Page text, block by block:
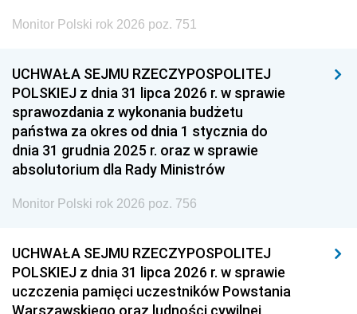
Monitor Polski rok 2026 poz. 751
UCHWAŁA SEJMU RZECZYPOSPOLITEJ
POLSKIEJ z dnia 31 lipca 2026 r. w sprawie
sprawozdania z wykonania budżetu
państwa za okres od dnia 1 stycznia do
dnia 31 grudnia 2025 r. oraz w sprawie
absolutorium dla Rady Ministrów
Monitor Polski rok 2026 poz. 756
UCHWAŁA SEJMU RZECZYPOSPOLITEJ
POLSKIEJ z dnia 31 lipca 2026 r. w sprawie
uczczenia pamięci uczestników Powstania